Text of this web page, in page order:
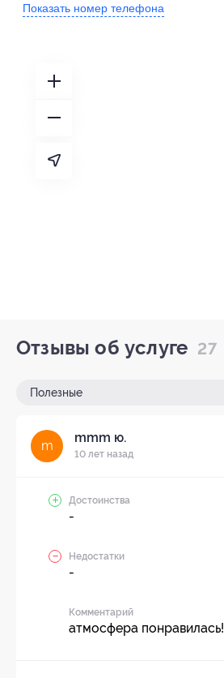
Показать номер телефона
Отзывы об услуге 27
Полезные
m
mmm ю.
10 лет назад
Достоинства
-
Недостатки
-
Комментарий
атмосфера понравилась!